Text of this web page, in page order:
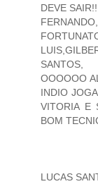
DEVE
SANTOS,
OOOOOO
INDIO
VITORIA E
BOM
LUCAS